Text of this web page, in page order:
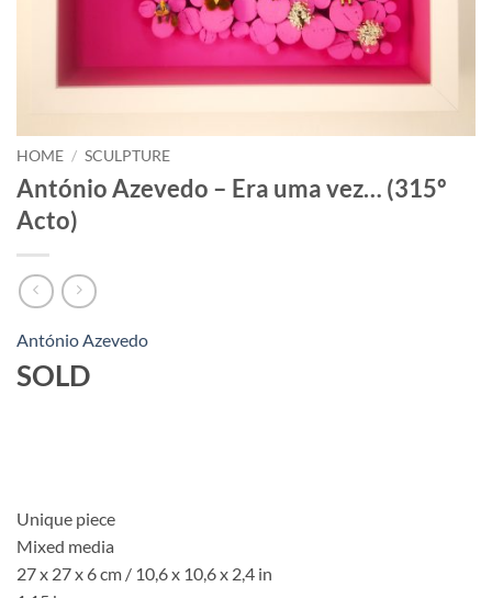
HOME / SCULPTURE
António Azevedo – Era uma vez… (315º
Acto)
António Azevedo
SOLD
Unique piece
Mixed media
27 x 27 x 6 cm / 10,6 x 10,6 x 2,4 in